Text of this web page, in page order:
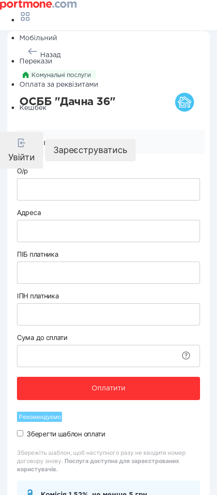
Мобільний
Перекази
Оплата за реквізитами
Кешбек
Увійти
Зареєструватись
Назад
Комунальні послуги
ОСББ "Дачна 36"
Реквізити компанії
О/р
Адреса
ПІБ платника
ІПН платника
Сума до сплати
Оплатити
Рекомендуємо
Зберегти шаблон оплати
Збережіть шаблон, щоб наступного разу не вводити номер
договору знову. Послуга доступна для зареєстрованих
користувачів.